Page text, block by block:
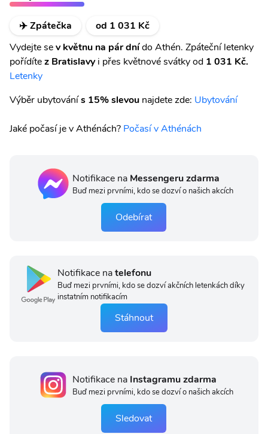
✈️ Zpátečka
od 1 031 Kč
Vydejte sev květnu na pár dnído Athén. Zpáteční letenky
pořídítez Bratislavyi přes květnové svátky od 1 031 Kč.
Letenky
Výběr ubytovánís 15% slevou najdete zde: Ubytování
Jaké počasí je v Athénách? Počasí v Athénách
Notifikace na Messengeru zdarma
Buď mezi prvními, kdo se dozví o našich akcích
Odebírat
Notifikace natelefonu
Buď mezi prvními, kdo se dozví akčních letenkách díky
instatním notifikacím
Stáhnout
Notifikace na Instagramu zdarma
Buď mezi prvními, kdo se dozví o našich akcích
Sledovat